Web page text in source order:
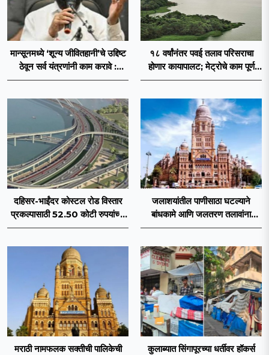
मान्सूनमध्ये ‘शून्य जीवितहानी’चे उद्दिष्ट
ठेवून सर्व यंत्रणांनी काम करावे :
उपमुख्यमंत्री एकनाथ शिंदे
१८ वर्षांनंतर पवई तलाव परिसराचा
होणार कायापालट; मेट्रोचे काम पूर्ण
होताच पुनर्विकासाला सुरुवात;
दहिसर-भाईंदर कोस्टल रोड विस्तार
प्रकल्पासाठी 52.50 कोटी रुपयांच्या
पीएमसी प्रस्तावाला मंजुरीची प्रतीक्षा
जलाशयांतील पाणीसाठा घटल्याने
बांधकामे आणि जलतरण तलावांना
पाणीपुरवठा बंद; व्यावसायिक वापरावरही
मराठी नामफलक सक्तीची पालिकेची
कुलाब्यात सिंगापूरच्या धर्तीवर हॉकर्स